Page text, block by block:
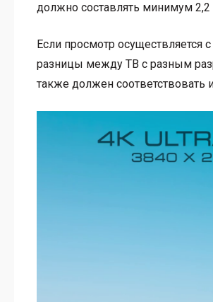
должно составлять минимум 2,2
Если просмотр
разницы между ТВ с разным
также должен соответствовать